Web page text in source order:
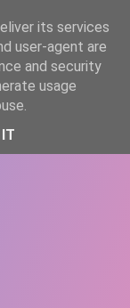
its services
user-agent are
and security
usage